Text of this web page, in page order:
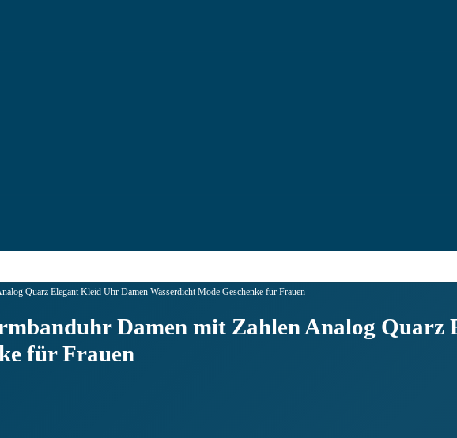
Quarz Elegant Kleid Uhr Damen Wasserdicht Mode Geschenke für Frauen
Damen mit Zahlen Analog Quarz
für Frauen